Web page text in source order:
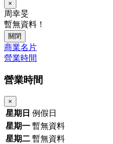
×
周幸旻
暫無資料！
關閉
商業名片
營業時間
營業時間
×
星期日 例假日
星期一 暫無資料
星期二 暫無資料